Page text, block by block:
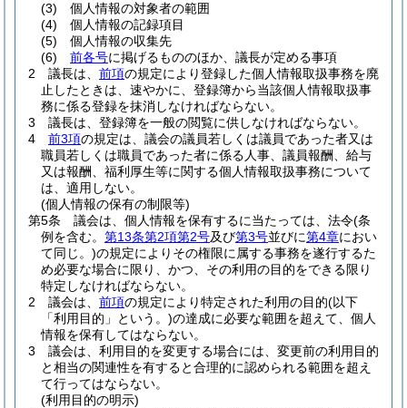
(3)
個人情報の対象者の範囲
(4)
個人情報の記録項目
(5)
個人情報の収集先
(6)
前各号に掲げるもののほか、議長が定める事項
2
議長は、 前項の規定により登録した個人情報取扱事務を廃
止したときは、速やかに、登録簿から当該個人情報取扱事
務に係る登録を抹消しなければならない。
3
議長は、登録簿を一般の閲覧に供しなければならない。
4
前3項の規定は、議会の議員若しくは議員であった者又は
職員若しくは職員であった者に係る人事、議員報酬、給与
又は報酬、福利厚生等に関する個人情報取扱事務について
は、適用しない。
(個人情報の保有の制限等)
第5条
議会は、個人情報を保有するに当たっては、法令(条
例を含む。 第13条第2項第2号及び第3号並びに第4章におい
て同じ。)の規定によりその権限に属する事務を遂行するた
め必要な場合に限り、かつ、その利用の目的をできる限り
特定しなければならない。
2
議会は、 前項の規定により特定された利用の目的(以下
「利用目的」という。)の達成に必要な範囲を超えて、個人
情報を保有してはならない。
3
議会は、利用目的を変更する場合には、変更前の利用目的
と相当の関連性を有すると合理的に認められる範囲を超え
て行ってはならない。
(利用目的の明示)